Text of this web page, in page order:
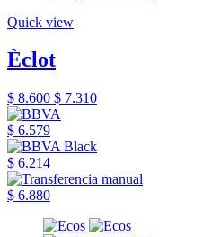
Quick view
Èclot
$ 8.600 $ 7.310
$ 6.579
$ 6.214
$ 6.880